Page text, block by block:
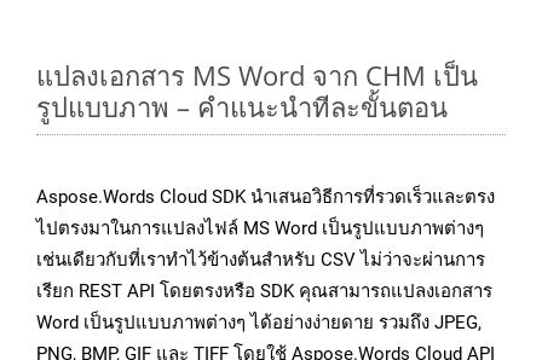
แปลงเอกสาร MS Word จาก CHM เป็น
รูปแบบภาพ – คำแนะนำทีละขั้นตอน
Aspose.Words Cloud SDK นำเสนอวิธีการที่รวดเร็วและตรง
ไปตรงมาในการแปลงไฟล์ MS Word เป็นรูปแบบภาพต่างๆ
เช่นเดียวกับที่เราทำไว้ข้างต้นสำหรับ CSV ไม่ว่าจะผ่านการ
เรียก REST API โดยตรงหรือ SDK คุณสามารถแปลงเอกสาร
Word เป็นรูปแบบภาพต่างๆ ได้อย่างง่ายดาย รวมถึง JPEG,
PNG, BMP, GIF และ TIFF โดยใช้ Aspose.Words Cloud API